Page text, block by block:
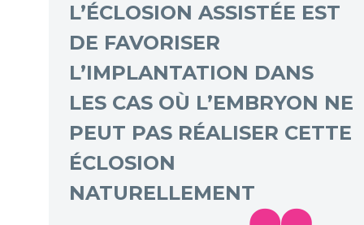
L’ÉCLOSION ASSISTÉE EST
DE FAVORISER
L’IMPLANTATION DANS
LES CAS OÙ L’EMBRYON NE
PEUT PAS RÉALISER CETTE
ÉCLOSION
NATURELLEMENT